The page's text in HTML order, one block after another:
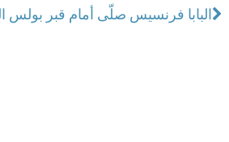
البابا فرنسيس صلّى أمام قبر بولس